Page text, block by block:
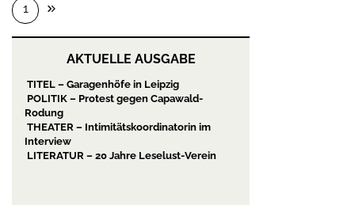
1
AKTUELLE AUSGABE
TITEL – Garagenhöfe in Leipzig
POLITIK – Protest gegen Capawald-
Rodung
THEATER – Intimitätskoordinatorin im
Interview
LITERATUR – 20 Jahre Leselust-Verein